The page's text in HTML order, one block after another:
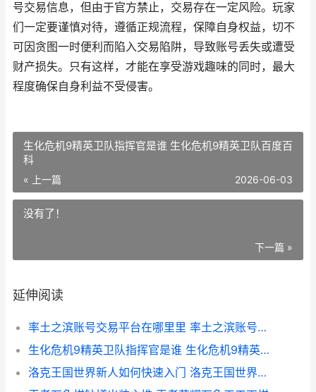
号交易信息，但由于官方禁止，交易存在一定风险。玩家
们一定要谨慎对待，遵循正规流程，保障自身权益，切不
可因贪图一时便利而陷入交易陷阱，导致账号丢失或遭受
财产损失。只有这样，才能在享受游戏趣味的同时，最大
程度确保自身利益不受侵害。
生化危机9精英卫队指挥官是谁 生化危机9精英卫队百度百
科
« 上一篇 2026-06-03
没有了！
下一篇 »
延伸阅读
率土之滨账号交易平台在哪里里 率土之滨账号交易上架之后多久可以交易
生化危机9精英卫队指挥官是谁 生化危机9精英卫队百度百科
洛克王国世界新人如何快速入门 洛克王国世界新御三家